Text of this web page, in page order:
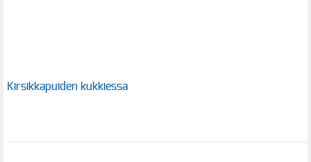
Kirsikkapuiden kukkiessa